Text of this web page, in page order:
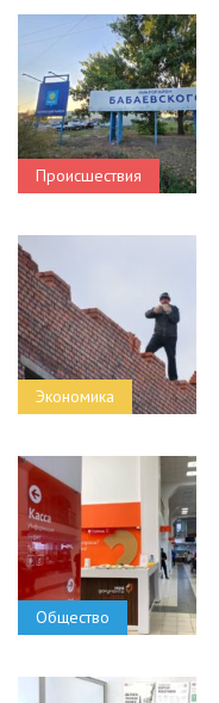
Происшествия
Экономика
Общество